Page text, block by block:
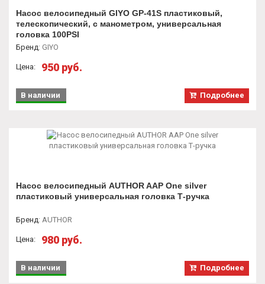
Насос велосипедный GIYO GP-41S пластиковый,
телескопический, с манометром, универсальная
головка 100PSI
Бренд: GIYO
Цена: 950 руб.
Подробнее
В наличии
Насос велосипедный AUTHOR AAP One silver
пластиковый универсальная головка Т-ручка
Бренд: AUTHOR
Цена: 980 руб.
Подробнее
В наличии